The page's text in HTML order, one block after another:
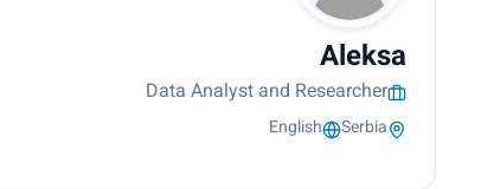
Aleksa
Data Analyst and Researcher
Serbia
English